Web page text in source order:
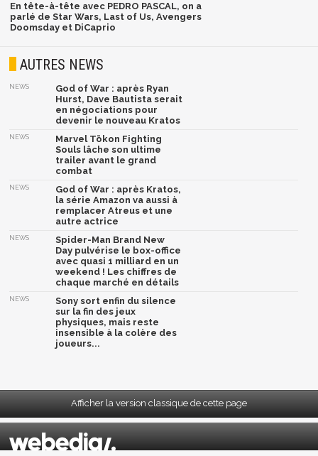
En tête-à-tête avec PEDRO PASCAL, on a
parlé de Star Wars, Last of Us, Avengers
Doomsday et DiCaprio
AUTRES NEWS
NEWS
God of War : après Ryan
Hurst, Dave Bautista serait
en négociations pour
devenir le nouveau Kratos
NEWS
Marvel Tōkon Fighting
Souls lâche son ultime
trailer avant le grand
combat
NEWS
God of War : après Kratos,
la série Amazon va aussi à
remplacer Atreus et une
autre actrice
NEWS
Spider-Man Brand New
Day pulvérise le box-office
avec quasi 1 milliard en un
weekend ! Les chiffres de
chaque marché en détails
NEWS
Sony sort enfin du silence
sur la fin des jeux
physiques, mais reste
insensible à la colère des
joueurs...
Afficher la version classique de cette page